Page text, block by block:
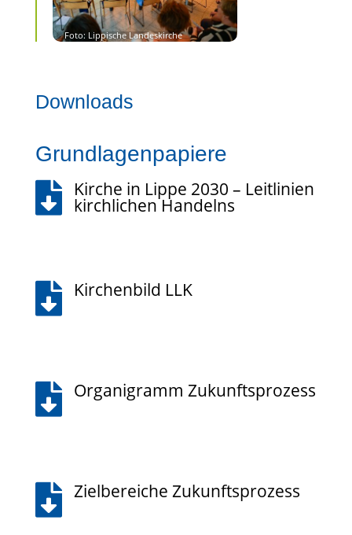
Downloads
Grundlagenpapiere
 Kirche in Lippe 2030 – Leitlinien
kirchlichen Handelns
 Kirchenbild LLK
 Organigramm Zukunftsprozess
 Zielbereiche Zukunftsprozess